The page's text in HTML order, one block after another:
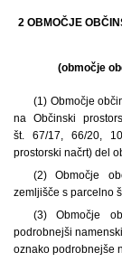
2 OBMOČJE
(območje
(1) Območje
na Občinski
št. 67/17, 66/20,
prostorski načrt) del
(2) Območje
zemljišče s parcelno
(3) Območje
podrobnejši
oznako podrobnejše